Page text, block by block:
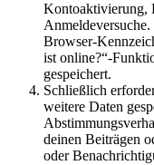
Kontoaktivierung,
Browser-
ist online?“-
gespeichert.
Schließlich
weitere Daten
deinen Beiträgen
oder